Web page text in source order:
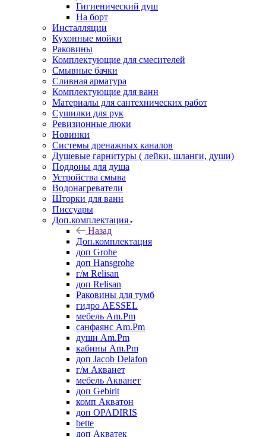
Гигиенический душ
На борт
Инсталляции
Кухонные мойки
Раковины
Комплектующие для смесителей
Смывные бачки
Сливная арматура
Комплектующие для ванн
Материалы для сантехнических работ
Сушилки для рук
Ревизионные люки
Новинки
Системы дренажных каналов
Душевые гарнитуры ( лейки, шланги, души)
Поддоны для душа
Устройства смыва
Водонагреватели
Шторки для ванн
Писсуары
Доп.комплектация
Назад
Доп.комплектация
доп Grohe
доп Hansgrohe
г/м Relisan
доп Relisan
Раковины для тумб
гидро AESSEL
мебель Am.Pm
санфаянс Am.Pm
души Am.Pm
кабины Am.Pm
доп Jacob Delafon
г/м Акванет
мебель Акванет
доп Gebirit
комп Акватон
доп OPADIRIS
bette
доп Акватек